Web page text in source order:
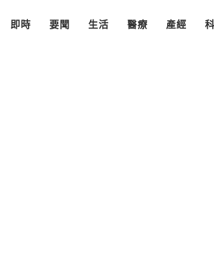
即時 要聞 生活 醫療 產經